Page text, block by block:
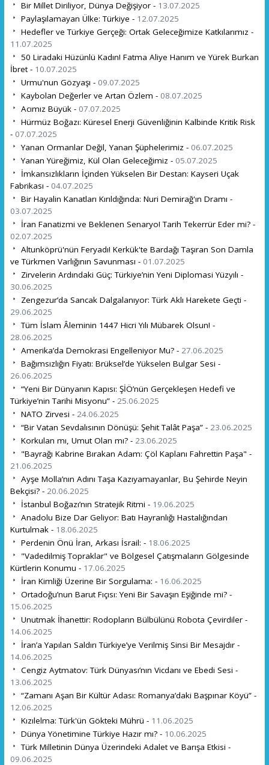
Bir Millet Diriliyor, Dünya Değişiyor - 13.07.2025
Paylaşılamayan Ülke: Türkiye - 12.07.2025
Hedefler ve Türkiye Gerçeği: Ortak Geleceğimize Katkılarımız -
11.07.2025
50 Liradaki Hüzünlü Kadın! Fatma Aliye Hanım ve Yürek Burkan
İbret - 10.07.2025
Urmu'nun Gözyaşı - 09.07.2025
Kaybolan Değerler ve Artan Özlem - 08.07.2025
Acımız Büyük - 07.07.2025
Hürmüz Boğazı: Küresel Enerji Güvenliğinin Kalbinde Kritik Risk
- 07.07.2025
Yanan Ormanlar Değil, Yanan Şüphelerimiz - 06.07.2025
Yanan Yüreğimiz, Kül Olan Geleceğimiz - 05.07.2025
İmkansızlıkların İçinden Yükselen Bir Destan: Kayseri Uçak
Fabrikası - 04.07.2025
Bir Hayalin Kanatları Kırıldığında: Nuri Demirağ'ın Dramı -
03.07.2025
İran Fanatizmi ve Beklenen Senaryo! Tarih Tekerrür Eder mi? -
02.07.2025
Altunköprü'nün Feryadı! Kerkük'te Bardağı Taşıran Son Damla
ve Türkmen Varlığının Savunması - 01.07.2025
Zirvelerin Ardındaki Güç: Türkiye’nin Yeni Diplomasi Yüzyılı -
30.06.2025
Zengezur’da Sancak Dalgalanıyor: Türk Aklı Harekete Geçti -
29.06.2025
Tüm İslam Âleminin 1447 Hicri Yılı Mübarek Olsun! -
28.06.2025
Amerika’da Demokrasi Engelleniyor Mu? - 27.06.2025
Bağımsızlığın Fiyatı: Brüksel’de Yükselen Bulgar Sesi -
26.06.2025
“Yeni Bir Dünyanın Kapısı: ŞİÖ’nün Gerçekleşen Hedefi ve
Türkiye’nin Tarihi Misyonu” - 25.06.2025
NATO Zirvesi - 24.06.2025
“Bir Vatan Sevdalısının Dönüşü: Şehit Talât Paşa” - 23.06.2025
Korkulan mı, Umut Olan mı? - 23.06.2025
"Bayrağı Kabrine Bırakan Adam: Çöl Kaplanı Fahrettin Paşa" -
21.06.2025
Ayşe Molla’nın Adını Taşa Kazıyamayanlar, Bu Şehirde Neyin
Bekçisi? - 20.06.2025
İstanbul Boğazı’nın Stratejik Ritmi - 19.06.2025
Anadolu Bize Dar Geliyor: Batı Hayranlığı Hastalığından
Kurtulmak - 18.06.2025
Perdenin Önü İran, Arkası İsrail: - 18.06.2025
"Vadedilmiş Topraklar" ve Bölgesel Çatışmaların Gölgesinde
Kürtlerin Konumu - 17.06.2025
İran Kimliği Üzerine Bir Sorgulama: - 16.06.2025
Ortadoğu’nun Barut Fıçısı: Yeni Bir Savaşın Eşiğinde mi? -
15.06.2025
Unutmak İhanettir: Rodopların Bülbülünü Robota Çevirdiler -
14.06.2025
İran’a Yapılan Saldırı Türkiye’ye Verilmiş Sinsi Bir Mesajdır -
14.06.2025
Cengiz Aytmatov: Türk Dünyası’nın Vicdanı ve Ebedi Sesi -
13.06.2025
“Zamanı Aşan Bir Kültür Adası: Romanya’daki Başpınar Köyü” -
12.06.2025
Kızılelma: Türk'ün Gökteki Mührü - 11.06.2025
Dünya Yönetimine Türkiye Hazır mı? - 10.06.2025
Türk Milletinin Dünya Üzerindeki Adalet ve Barışa Etkisi -
09.06.2025